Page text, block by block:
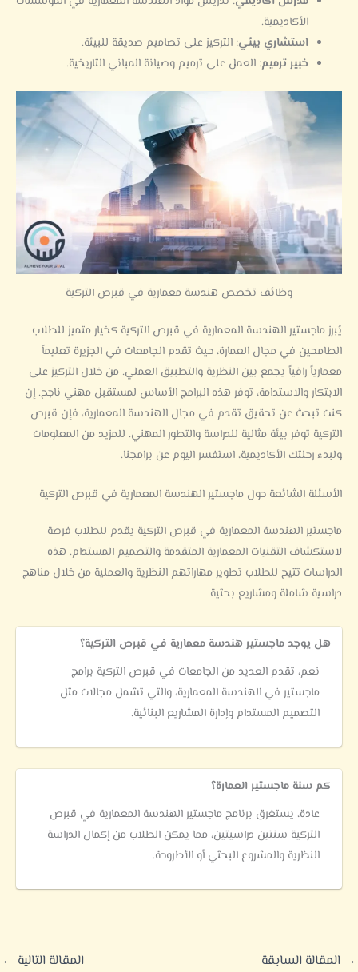
الأكاديمية.
استشاري بيئي: التركيز على تصاميم صديقة للبيئة.
خبير ترميم: العمل على ترميم وصيانة المباني التاريخية.
وظائف تخصص هندسة معمارية في قبرص التركية
يُبرز ماجستير الهندسة المعمارية في قبرص التركية كخيار متميز للطلاب
الطامحين في مجال العمارة، حيث تقدم الجامعات في الجزيرة تعليماً
معمارياً راقياً يجمع بين النظرية والتطبيق العملي. من خلال التركيز على
الابتكار والاستدامة، توفر هذه البرامج الأساس لمستقبل مهني ناجح. إن
كنت تبحث عن تحقيق تقدم في مجال الهندسة المعمارية، فإن قبرص
التركية توفر بيئة مثالية للدراسة والتطور المهني. للمزيد من المعلومات
ولبدء رحلتك الأكاديمية، استفسر اليوم عن برامجنا.
الأسئلة الشائعة حول ماجستير الهندسة المعمارية في قبرص التركية
ماجستير الهندسة المعمارية في قبرص التركية يقدم للطلاب فرصة
لاستكشاف التقنيات المعمارية المتقدمة والتصميم المستدام. هذه
الدراسات تتيح للطلاب تطوير مهاراتهم النظرية والعملية من خلال مناهج
دراسية شاملة ومشاريع بحثية.
هل يوجد ماجستير هندسة معمارية في قبرص التركية؟
نعم، تقدم العديد من الجامعات في قبرص التركية برامج
ماجستير في الهندسة المعمارية، والتي تشمل مجالات مثل
التصميم المستدام وإدارة المشاريع البنائية.
كم سنة ماجستير العمارة؟
عادة، يستغرق برنامج ماجستير الهندسة المعمارية في قبرص
التركية سنتين دراسيتين، مما يمكن الطلاب من إكمال الدراسة
النظرية والمشروع البحثي أو الأطروحة.
→ المقالة السابقة المقالة التالية ←